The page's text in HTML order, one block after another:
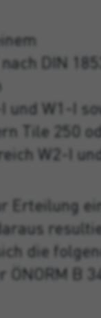
DIN
und W1-I
Tile 250
W2-I
Erteilung
die
B